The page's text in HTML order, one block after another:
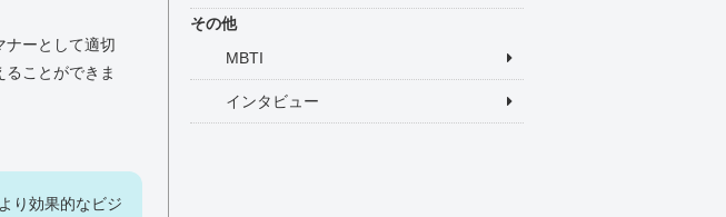
ナーとして適切
ことができま
り効果的なビジ
その他
MBTI
インタビュー